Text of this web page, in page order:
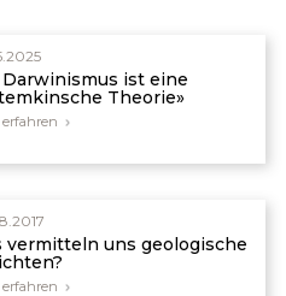
ist eine
Theorie»
vermitteln uns geologische